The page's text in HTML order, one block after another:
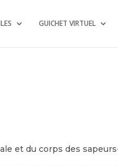
GUICHET VIRTUEL
et du corps des